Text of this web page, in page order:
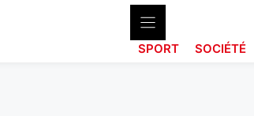
SPORT SOCIÉTÉ